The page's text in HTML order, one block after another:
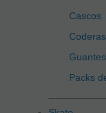
Cascos
Coderas
Guantes
Packs